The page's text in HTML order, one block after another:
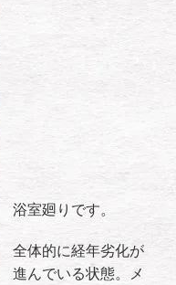
浴室廻りです。
全体的に経年劣化が
進んでいる状態。メ